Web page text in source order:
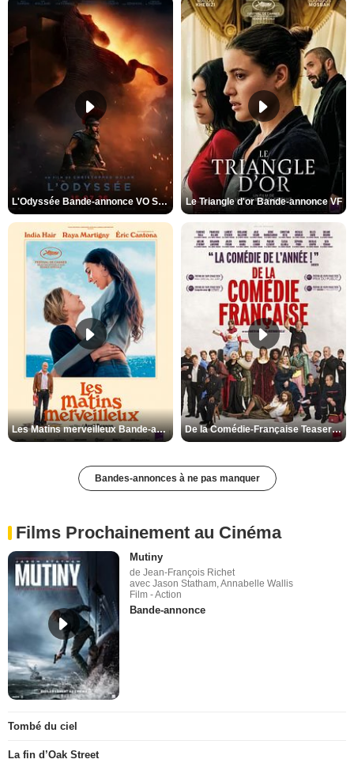
L'Odyssée Bande-annonce VO STFR Le Triangle d'or Bande-annonce VF
Les Matins merveilleux Bande-annonce VF De la Comédie-Française Teaser VF
Bandes-annonces à ne pas manquer
Films Prochainement au Cinéma
Mutiny
de Jean-François Richet
avec Jason Statham, Annabelle Wallis
Film - Action
Bande-annonce
Tombé du ciel
La fin d’Oak Street